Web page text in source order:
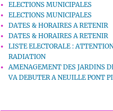
ELECTIONS MUNICIPALES
ELECTIONS MUNICIPALES
DATES & HORAIRES A RETENIR
DATES & HORAIRES A RETENIR
LISTE ELECTORALE :
RADIATION
AMENAGEMENT DES JARDINS
VA DEBUTER A NEUILLE PONT